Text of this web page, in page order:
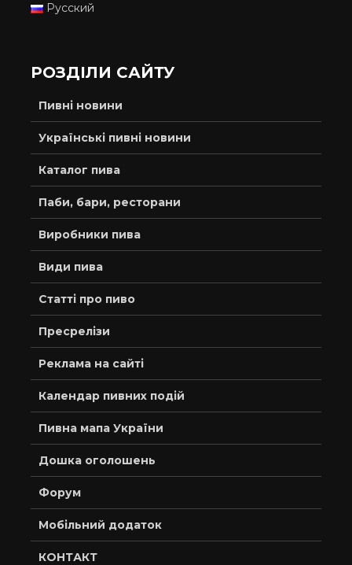
Русский
РОЗДІЛИ САЙТУ
Пивні новини
Українські пивні новини
Каталог пива
Паби, бари, ресторани
Виробники пива
Види пива
Статті про пиво
Пресрелізи
Реклама на сайті
Календар пивних подій
Пивна мапа України
Дошка оголошень
Форум
Мобільний додаток
КОНТАКТ